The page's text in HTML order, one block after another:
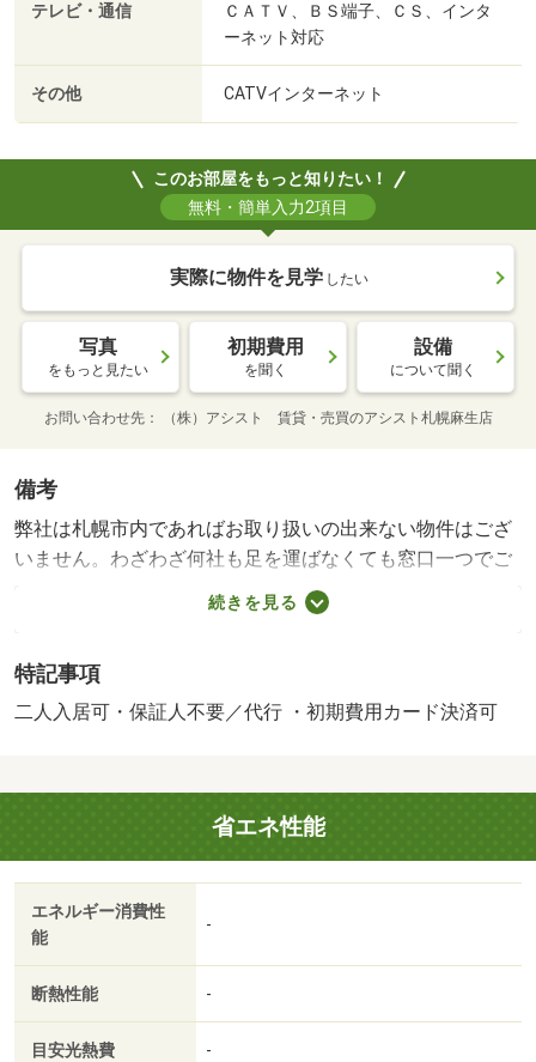
テレビ・通信
ＣＡＴＶ、ＢＳ端子、ＣＳ、インタ
ーネット対応
その他 CATVインターネット
このお部屋をもっと知りたい！
無料・簡単入力2項目
実際に物件を見学 したい
写真
をもっと見たい
初期費用
を聞く
設備
について聞く
お問い合わせ先 （株）アシスト 賃貸・売買のアシスト札幌麻生店
備考
弊社は札幌市内であればお取り扱いの出来ない物件はござ
いません。わざわざ何社も足を運ばなくても窓口一つでご
案内フットワークが軽いスタッフが皆様のご来店、笑顔で
お待ちしております。・賃貸保証等：加入要（月額：
等：２４時間管理費１，３２０円／月・「来店不要のオン
ライン内見サービス始めました」当社は「総合仲介」と言
めてお調べさせて頂きます！・バイク置場：なし・駐輪
場：なし/ハウスクリーニング 34650円
続きを見る
特記事項
二人入居可・保証人不要／代行 ・初期費用カード決済可
省エネ性能
エネルギー消費性
能
-
断熱性能 -
目安光熱費 -